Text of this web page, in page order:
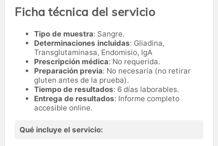
Ficha técnica del servicio
Tipo de muestra: Sangre.
Determinaciones incluidas: Gliadina,
Transglutaminasa, Endomisio, IgA
Prescripción médica: No requerida.
Preparación previa: No necesaria (no retirar
gluten antes de la prueba).
Tiempo de resultados: 6 días laborables.
Entrega de resultados: Informe completo
accesible online.
Qué incluye el servicio: